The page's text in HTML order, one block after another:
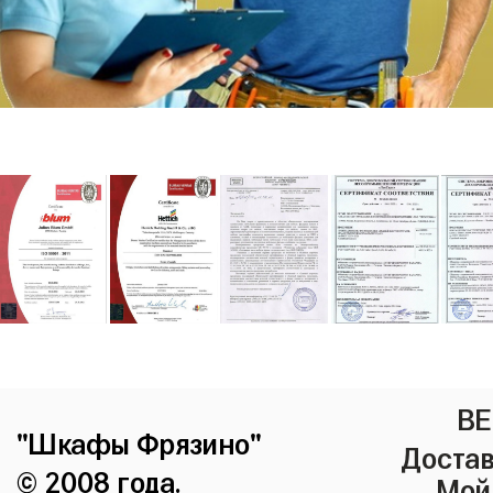
"Шкафы Фрязино"
© 2008 года.